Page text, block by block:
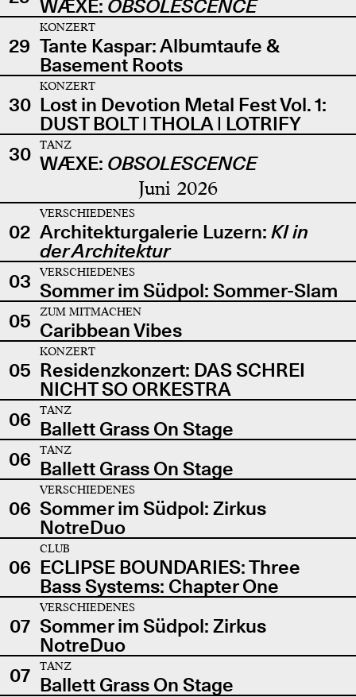
WÆXE: OBSOLESCENCE
29
KONZERT
Tante Kaspar: Albumtaufe &
Basement Roots
30
KONZERT
Lost in Devotion Metal Fest Vol. 1:
DUST BOLT | THOLA | LOTRIFY
30
TANZ
WÆXE: OBSOLESCENCE
Juni 2026
02
VERSCHIEDENES
Architekturgalerie Luzern: KI in
der Architektur
03
VERSCHIEDENES
Sommer im Südpol: Sommer-Slam
05
ZUM MITMACHEN
Caribbean Vibes
05
KONZERT
Residenzkonzert: DAS SCHREI
NICHT SO ORKESTRA
06
TANZ
Ballett Grass On Stage
06
TANZ
Ballett Grass On Stage
06
VERSCHIEDENES
Sommer im Südpol: Zirkus
NotreDuo
06
CLUB
ECLIPSE BOUNDARIES: Three
Bass Systems: Chapter One
07
VERSCHIEDENES
Sommer im Südpol: Zirkus
NotreDuo
07
TANZ
Ballett Grass On Stage